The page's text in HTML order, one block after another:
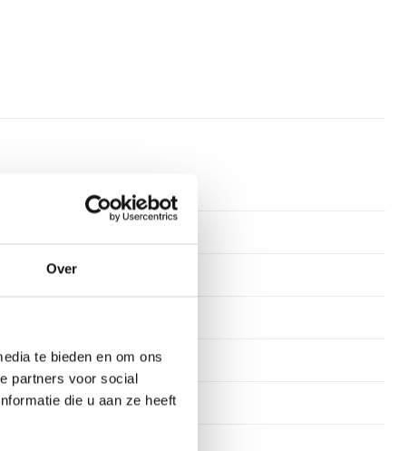
Over
te bieden en om ons
partners voor social
die u aan ze heeft